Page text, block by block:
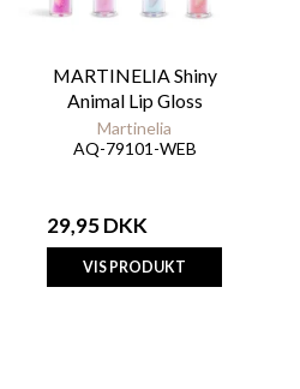
MARTINELIA Shiny
Animal Lip Gloss
Martinelia
AQ-79101-WEB
29,95 DKK
VIS PRODUKT